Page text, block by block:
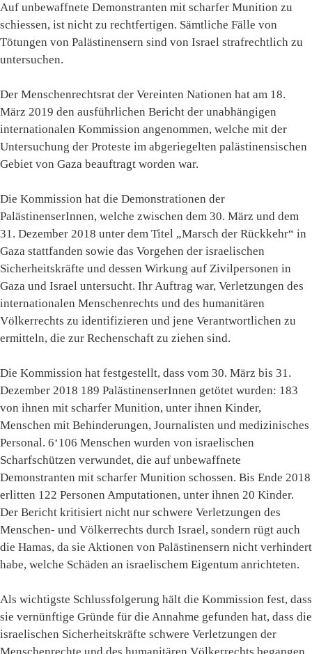
Auf unbewaffnete Demonstranten mit scharfer Munition zu
schiessen, ist nicht zu rechtfertigen. Sämtliche Fälle von
Tötungen von Palästinensern sind von Israel strafrechtlich zu
untersuchen.
Der Menschenrechtsrat der Vereinten Nationen hat am 18.
März 2019 den ausführlichen Bericht der unabhängigen
internationalen Kommission angenommen, welche mit der
Untersuchung der Proteste im abgeriegelten palästinensischen
Gebiet von Gaza beauftragt worden war.
Die Kommission hat die Demonstrationen der
PalästinenserInnen, welche zwischen dem 30. März und dem
31. Dezember 2018 unter dem Titel „Marsch der Rückkehr“ in
Gaza stattfanden sowie das Vorgehen der israelischen
Sicherheitskräfte und dessen Wirkung auf Zivilpersonen in
Gaza und Israel untersucht. Ihr Auftrag war, Verletzungen des
internationalen Menschenrechts und des humanitären
Völkerrechts zu identifizieren und jene Verantwortlichen zu
ermitteln, die zur Rechenschaft zu ziehen sind.
Die Kommission hat festgestellt, dass vom 30. März bis 31.
Dezember 2018 189 PalästinenserInnen getötet wurden: 183
von ihnen mit scharfer Munition, unter ihnen Kinder,
Menschen mit Behinderungen, Journalisten und medizinisches
Personal. 6‘106 Menschen wurden von israelischen
Scharfschützen verwundet, die auf unbewaffnete
Demonstranten mit scharfer Munition schossen. Bis Ende 2018
erlitten 122 Personen Amputationen, unter ihnen 20 Kinder.
Der Bericht kritisiert nicht nur schwere Verletzungen des
Menschen- und Völkerrechts durch Israel, sondern rügt auch
die Hamas, da sie Aktionen von Palästinensern nicht verhindert
habe, welche Schäden an israelischem Eigentum anrichteten.
Als wichtigste Schlussfolgerung hält die Kommission fest, dass
sie vernünftige Gründe für die Annahme gefunden hat, dass die
israelischen Sicherheitskräfte schwere Verletzungen der